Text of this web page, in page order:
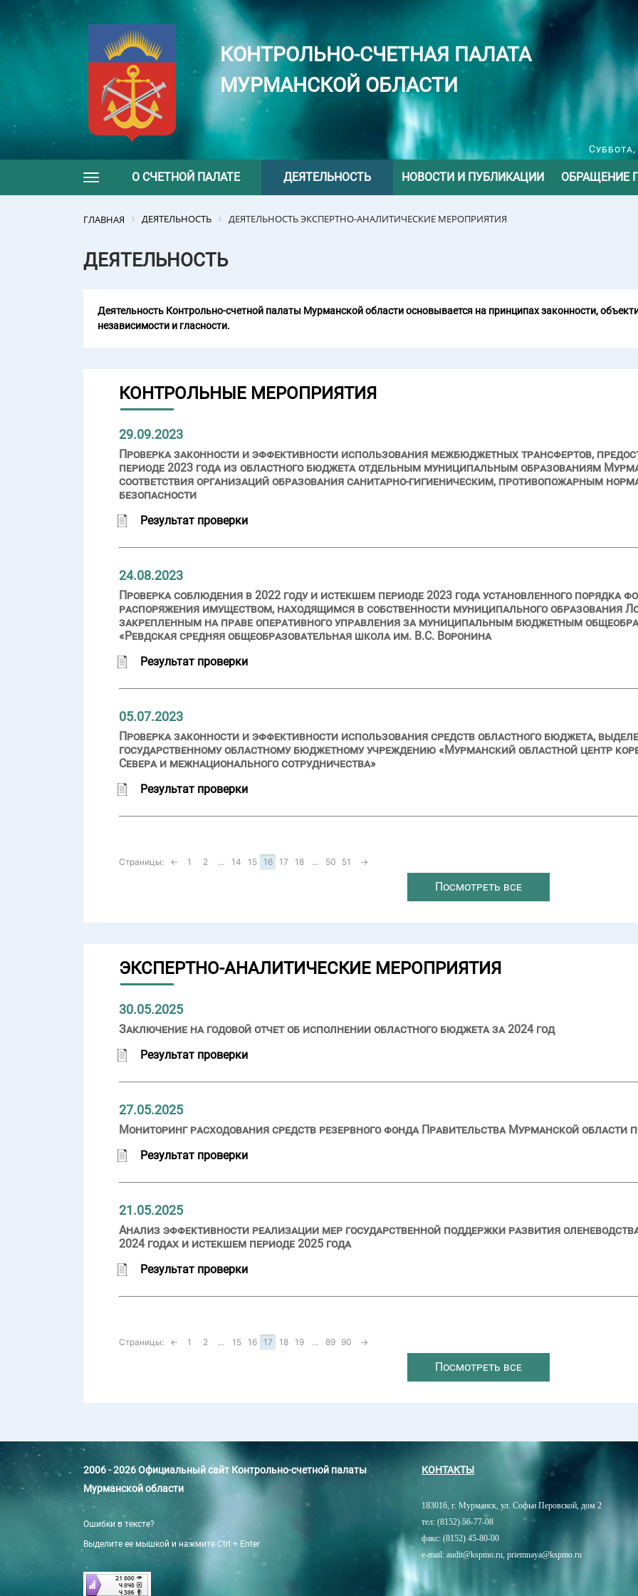
КОНТРОЛЬНО-СЧЕТНАЯ ПАЛАТА
МУРМАНСКОЙ ОБЛАСТИ
Toggle navigation
О СЧЕТНОЙ ПАЛАТЕ ДЕЯТЕЛЬНОСТЬ НОВОСТИ И ПУБЛИКАЦИИ ОБРАЩЕНИЕ
ГЛАВНАЯ ДЕЯТЕЛЬНОСТЬ ДЕЯТЕЛЬНОСТЬ ЭКСПЕРТНО-АНАЛИТИЧЕСКИЕ МЕРОПРИЯТИЯ
ДЕЯТЕЛЬНОСТЬ
Деятельность Контрольно-счетной палаты Мурманской области основывается на принципах законности,
независимости и гласности.
КОНТРОЛЬНЫЕ МЕРОПРИЯТИЯ
29.09.2023
Проверка законности и эффективности использования межбюджетных трансфертов,
периоде 2023 года из областного бюджета отдельным муниципальным образованиям
соответствия организаций образования санитарно-гигиеническим, противопожарным
безопасности
Результат проверки
24.08.2023
Проверка соблюдения в 2022 году и истекшем периоде 2023 года установленного порядка
распоряжения имуществом, находящимся в собственности муниципального образования
закрепленным на праве оперативного управления за муниципальным бюджетным
«Ревдская средняя общеобразовательная школа им. В.С. Воронина
Результат проверки
05.07.2023
Проверка законности и эффективности использования средств областного бюджета,
государственному областному бюджетному учреждению «Мурманский областной центр
Севера и межнационального сотрудничества»
Результат проверки
Страницы: ← 1 2 ... 14 15 16 17 18 ... 50 51 →
Посмотреть все
ЭКСПЕРТНО-АНАЛИТИЧЕСКИЕ МЕРОПРИЯТИЯ
30.05.2025
Заключение на годовой отчет об исполнении областного бюджета за 2024 год
Результат проверки
27.05.2025
Мониторинг расходования средств резервного фонда Правительства Мурманской области
Результат проверки
21.05.2025
Анализ эффективности реализации мер государственной поддержки развития
2024 годах и истекшем периоде 2025 года
Результат проверки
Страницы: ← 1 2 ... 15 16 17 18 19 ... 89 90 →
Посмотреть все
2006 - 2026 Официальный сайт Контрольно-счетной палаты
Мурманской области
Ошибки в тексте?
Выделите ее мышкой и нажмите Ctrl + Enter
КОНТАКТЫ
183016, г. Мурманск, ул. Софьи Перовской, дом 2
тел: (8152) 56-77-08
факс: (8152) 45-80-00
e-mail: audit@kspmo.ru, priemnaya@kspmo.ru